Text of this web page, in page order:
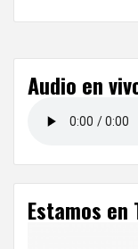
Audio en
Estamos en